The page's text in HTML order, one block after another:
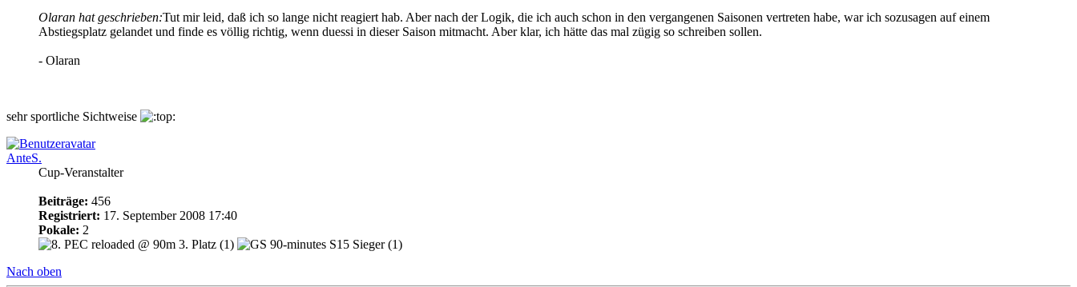
Olaran hat geschrieben:Tut mir leid, daß ich so lange nicht reagiert hab. Aber nach der Logik, die ich auch schon in den vergangenen Saisonen vertreten habe, war ich sozusagen auf einem
Abstiegsplatz gelandet und finde es völlig richtig, wenn duessi in dieser Saison mitmacht. Aber klar, ich hätte das mal zügig so schreiben sollen.
- Olaran
sehr sportliche Sichtweise
AnteS.
Cup-Veranstalter
Beiträge: 456
Registriert: 17. September 2008 17:40
Pokale: 2
Nach oben